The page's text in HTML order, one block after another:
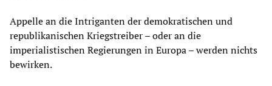
Appelle an die Intriganten der demokratischen und
republikanischen Kriegstreiber – oder an die
imperialistischen Regierungen in Europa – werden nichts
bewirken.